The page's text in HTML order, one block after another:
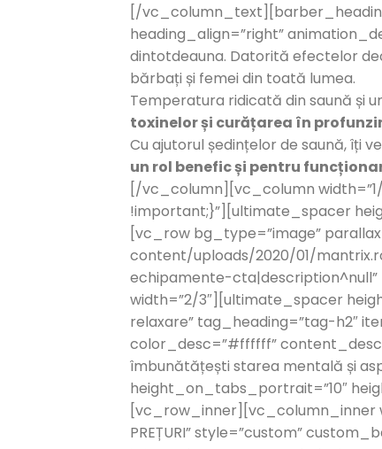
[/
heading_align=”right”
dintotdeauna. Datorită efectelor
bărbați și femei din toată lumea.
Temperatura ridicată din saună și
toxinelor și curățarea în
Cu ajutorul ședințelor de saună, îți
un rol benefic și pentru
[/vc_column][vc_column
!important;}”][ultimate_spacer
[vc_row bg_type=”image”
content/uploads/2020/01/
echipamente-
width=”2/3″][ultimate_spacer
relaxare” tag_heading=”tag-h2″
color_desc=”#ffffff”
îmbunătățești starea mentală și
height_on_tabs_portrait=”10″
[vc_row_inner][vc_column_inner
PREȚURI” style=”custom”